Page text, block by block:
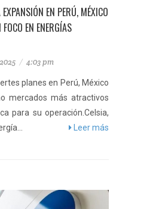
EN PERÚ, MÉXICO
EN ENERGÍAS
/ 4:03 pm
planes en Perú, México
mercados más atractivos
para su operación.Celsia,
Leer más